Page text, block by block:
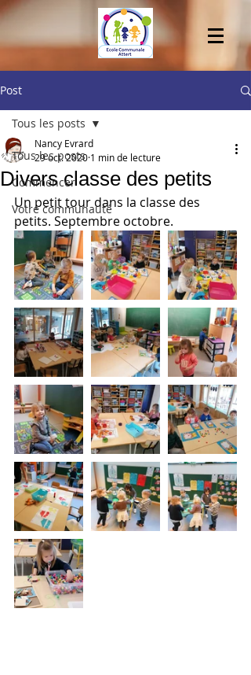
Post
Tous les posts
Commencer
Votre communauté
Tous les posts
Divers classe des petits
Nancy Evrard
29 oct. 2020 1 min de lecture
Un petit tour dans la classe des
petits. Septembre octobre.